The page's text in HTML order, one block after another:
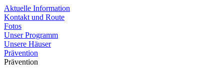
Aktuelle Information
Kontakt und Route
Fotos
Unser Programm
Unsere Häuser
Prävention
Prävention